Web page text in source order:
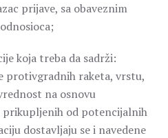
prijave, sa obaveznim
koja treba da sadrži:
protivgradnih raketa, vrstu,
na osnovu
od potencijalnih
dostavljaju se i navedene